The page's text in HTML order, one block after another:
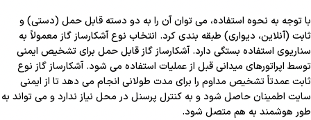
با توجه به نحوه استفاده، می توان آن را به دو دسته قابل حمل (دستی) و
ثابت (آنلاین، دیواری) طبقه بندی کرد. انتخاب نوع آشکارساز گاز معمولاً به
سناریوی استفاده بستگی دارد. آشکارساز گاز قابل حمل برای تشخیص ایمنی
توسط اپراتورهای میدانی قبل از عملیات استفاده می شود. آشکارساز گاز نوع
ثابت عمدتاً تشخیص مداوم را برای مدت طولانی انجام می دهد تا از ایمنی
سایت اطمینان حاصل شود و به کنترل پرسنل در محل نیاز ندارد و می تواند به
طور هوشمند به هم متصل شود.